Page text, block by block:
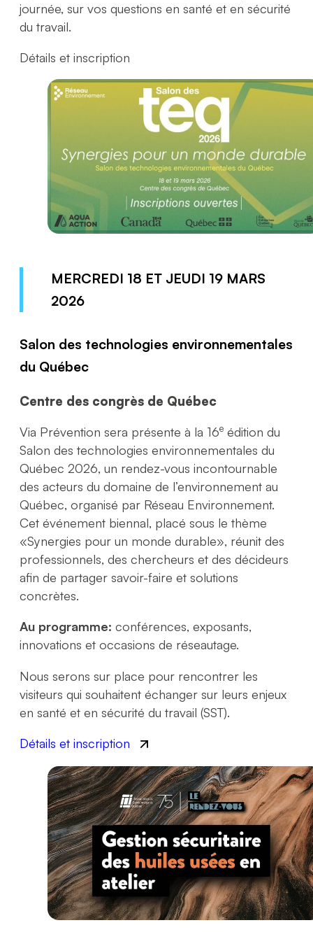
journée, sur vos questions en santé et en sécurité
du travail.
Détails et inscription
MERCREDI 18 ET JEUDI 19 MARS
2026
Salon des technologies environnementales
du Québec
Centre des congrès de Québec
Via Prévention sera présente à la 16e édition du
Salon des technologies environnementales du
Québec 2026, un rendez-vous incontournable
des acteurs du domaine de l’environnement au
Québec, organisé par Réseau Environnement.
Cet événement biennal, placé sous le thème
«Synergies pour un monde durable», réunit des
professionnels, des chercheurs et des décideurs
afin de partager savoir-faire et solutions
concrètes.
Au programme:conférences, exposants,
innovations et occasions de réseautage.
Nous serons sur place pour rencontrer les
visiteurs qui souhaitent échanger sur leurs enjeux
en santé et en sécurité du travail (SST).
Détails et inscription